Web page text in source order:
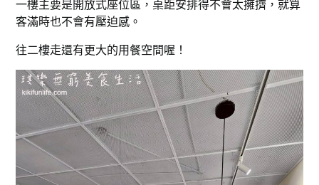
一樓主要是開放式座位區，桌距安排得不會太擁擠，就算
客滿時也不會有壓迫感。
往二樓走還有更大的用餐空間喔！